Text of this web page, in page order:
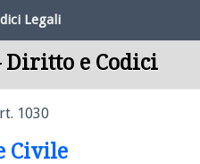
Legali
Diritto e Codici
1030
Civile